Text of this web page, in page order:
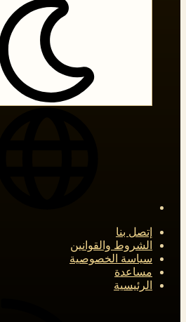
إتصل بنا
الشروط والقوانين
سياسة الخصوصية
مساعدة
الرئيسية